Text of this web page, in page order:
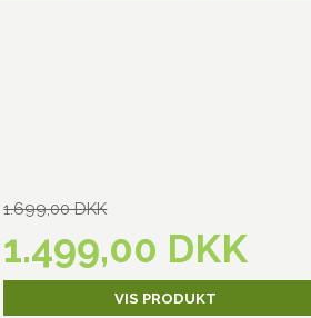
1.699,00 DKK
1.499,00 DKK
VIS PRODUKT